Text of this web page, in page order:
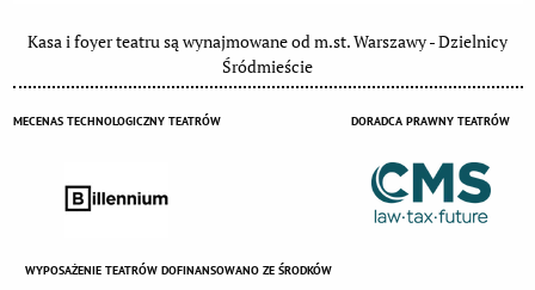
Kasa i foyer teatru są wynajmowane od m.st. Warszawy - Dzielnicy
Śródmieście
MECENAS TECHNOLOGICZNY TEATRÓW DORADCA PRAWNY TEATRÓW
WYPOSAŻENIE TEATRÓW DOFINANSOWANO ZE ŚRODKÓW